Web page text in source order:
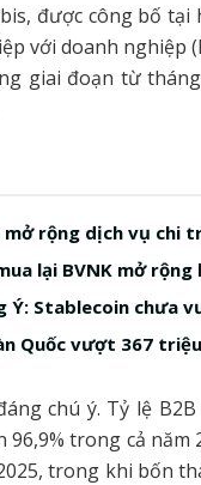
được công bố
với doanh nghiệp
giai đoạn từ
rộng dịch vụ chi
lại BVNK mở
Ý: Stablecoin chưa
Quốc vượt 367
chú ý. Tỷ lệ
96,9% trong cả
trong khi bốn